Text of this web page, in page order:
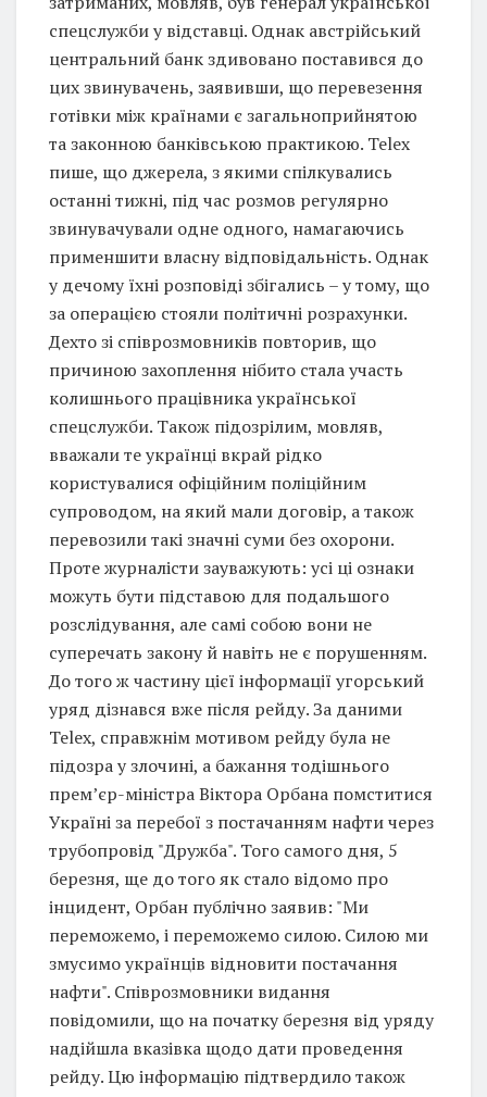
спецслужби у відставці. Однак австрійський
центральний банк здивовано поставився до
цих звинувачень, заявивши, що перевезення
готівки між країнами є загальноприйнятою
та законною банківською практикою. Telex
пише, що джерела, з якими спілкувались
останні тижні, під час розмов регулярно
звинувачували одне одного, намагаючись
применшити власну відповідальність. Однак
у дечому їхні розповіді збігались – у тому, що
за операцією стояли політичні розрахунки.
Дехто зі співрозмовників повторив, що
причиною захоплення нібито стала участь
колишнього працівника української
спецслужби. Також підозрілим, мовляв,
вважали те українці вкрай рідко
користувалися офіційним поліційним
супроводом, на який мали договір, а також
перевозили такі значні суми без охорони.
Проте журналісти зауважують: усі ці ознаки
можуть бути підставою для подальшого
розслідування, але самі собою вони не
суперечать закону й навіть не є порушенням.
До того ж частину цієї інформації угорський
уряд дізнався вже після рейду. За даними
Telex, справжнім мотивом рейду була не
підозра у злочині, а бажання тодішнього
прем’єр-міністра Віктора Орбана помститися
Україні за перебої з постачанням нафти через
трубопровід "Дружба". Того самого дня, 5
березня, ще до того як стало відомо про
інцидент, Орбан публічно заявив: "Ми
переможемо, і переможемо силою. Силою ми
змусимо українців відновити постачання
нафти". Співрозмовники видання
повідомили, що на початку березня від уряду
надійшла вказівка щодо дати проведення
рейду. Цю інформацію підтвердило також